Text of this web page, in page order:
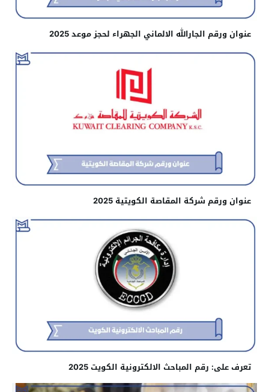
عنوان ورقم الجارالله الالماني الجهراء لحجز موعد 2025
عنوان ورقم شركة المقاصة الكويتية 2025
تعرف على: رقم المباحث الالكترونية الكويت 2025